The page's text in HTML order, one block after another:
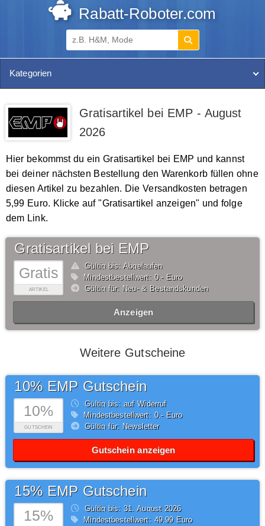
Rabatt-Roboter.com
Kategorien
Gratisartikel bei EMP - August
2026
Hier bekommst du ein Gratisartikel bei EMP und kannst
bei deiner nächsten Bestellung den Warenkorb füllen ohne
diesen Artikel zu bezahlen. Die Versandkosten betragen
5,99 Euro. Klicke auf "Gratisartikel anzeigen" und folge
dem Link.
Gratis
ARTIKEL
Gratisartikel bei EMP
Gültig bis: Abgelaufen
Mindestbestellwert: 0,- Euro
Gültig für: Neu- & Bestandskunden
Anzeigen
Weitere Gutscheine
10%
GUTSCHEIN
10% EMP Gutschein
Gültig bis: auf Widerruf
Mindestbestellwert: 0,- Euro
Gültig für: Newsletter
Gutschein anzeigen
15%
15% EMP Gutschein
Gültig bis: 31.August2026
Mindestbestellwert: 49,99 Euro